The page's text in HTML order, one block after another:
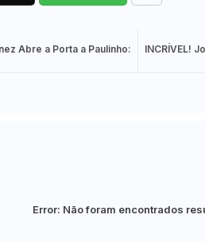
INCRÍVEL!
Abre a Porta a Paulinho:
Error: Não foram encontrados